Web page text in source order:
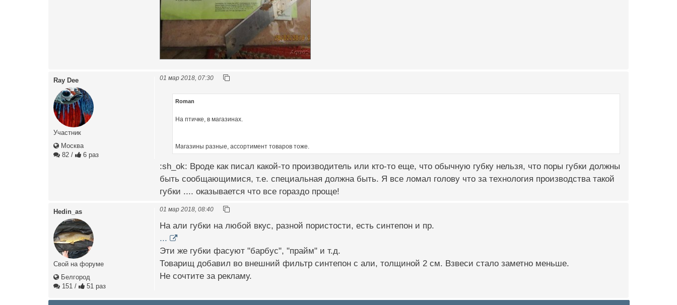
Ray Dee
Участник
Москва
82 / 6 раз
01 мар 2018, 07:30
Roman
На птичке, в магазинах.
Магазины разные, ассортимент товаров тоже.
:sh_ok: Вроде как писал какой-то производитель или кто-то еще, что обычную губку нельзя, что поры губки должны
быть сообщающимися, т.е. специальная должна быть. Я все ломал голову что за технология производства такой
губки .... оказывается что все гораздо проще!
Hedin_as
Свой на форуме
Белгород
151 / 51 раз
01 мар 2018, 08:40
На али губки на любой вкус, разной пористости, есть синтепон и пр.
...
Эти же губки фасуют "барбус", "прайм" и т.д.
Товарищ добавил во внешний фильтр синтепон с али, толщиной 2 см. Взвеси стало заметно меньше.
Не сочтите за рекламу.